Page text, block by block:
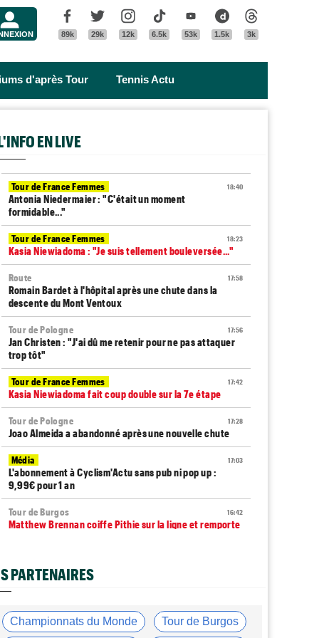
Facebook
89k
Twitter
29k
Instagram
12k
Tik Tok
6.5k
Youtube
53k
Dailymotion
1.5k 3k
d'après Tour Tennis Actu
EN LIVE
18:40
Tour de France Femmes
Antonia Niedermaier : "C'était un moment
formidable..."
18:23
Tour de France Femmes
Kasia Niewiadoma : "Je suis tellement bouleversée..."
17:58
Route
Romain Bardet à l'hôpital après une chute dans la
descente du Mont Ventoux
17:56
Tour de Pologne
Jan Christen : "J'ai dû me retenir pour ne pas attaquer
trop tôt"
17:42
Tour de France Femmes
Kasia Niewiadoma fait coup double sur la 7e étape
17:28
Tour de Pologne
Joao Almeida a abandonné après une nouvelle chute
17:03
Média
L'abonnement à Cyclism'Actu sans pub ni pop up :
9,99€ pour 1 an
16:42
Tour de Burgos
Matthew Brennan coiffe Pithie sur la ligne et remporte
Les vidéos cyclisme sont sur Dailymotion :
Cyclism'Actu TV
16:33
Tour de Pologne
Jan Christen s'offre la 5e étape, trois français dans le
PARTENAIRES
Championnats du Monde Tour de Burgos